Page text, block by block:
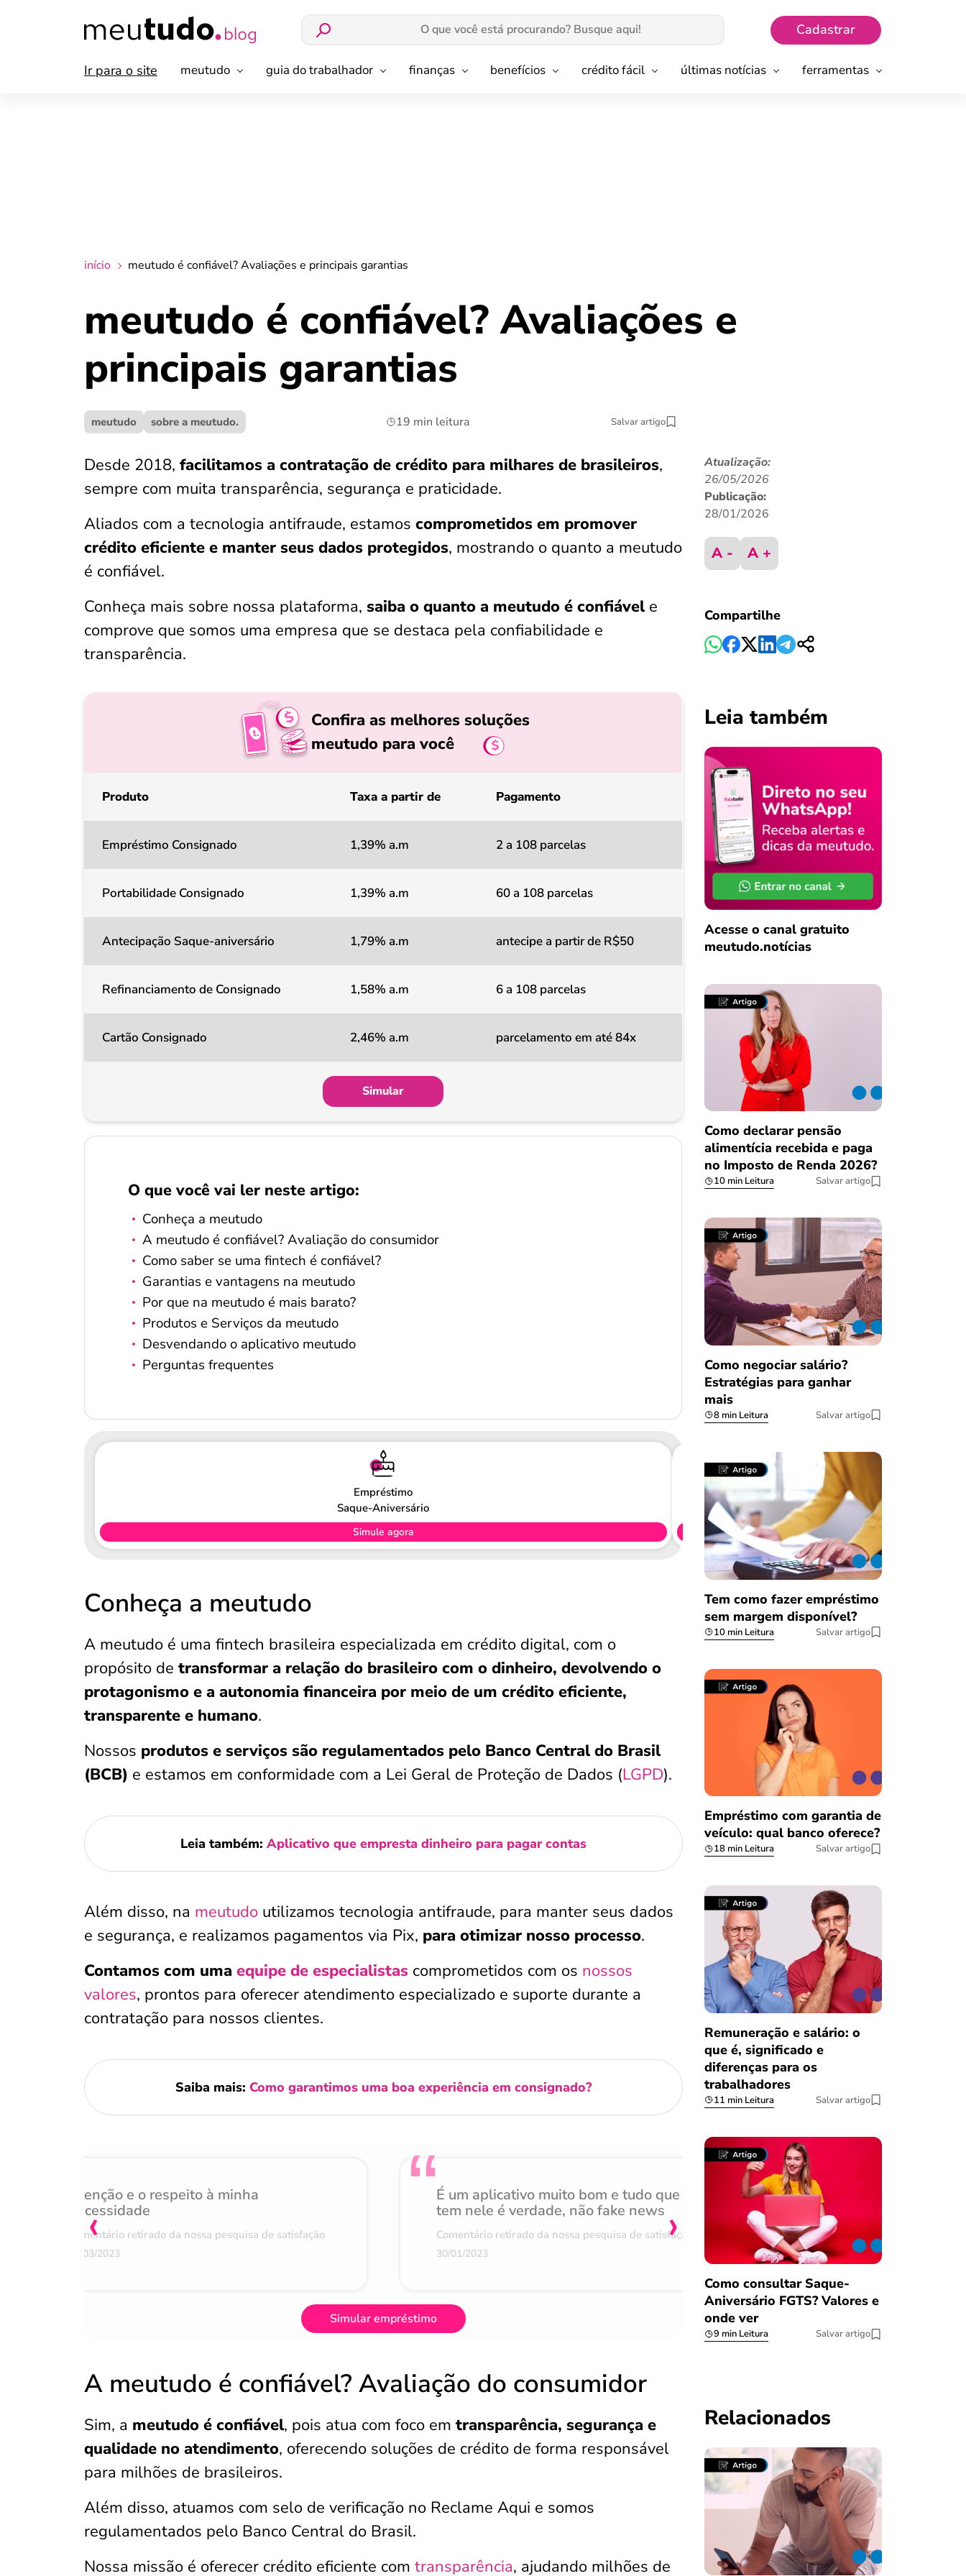
Cadastrar
Ir para o site meutudo guia do trabalhador finanças benefícios crédito fácil últimas notícias ferramentas
início meutudo é confiável? Avaliações e principais garantias
meutudo é confiável? Avaliações e
principais garantias
meutudo sobre a meutudo. 19 min leitura Salvar artigo
Desde 2018, facilitamos a contratação de crédito para milhares de brasileiros,
sempre com muita transparência, segurança e praticidade.
Aliados com a tecnologia antifraude, estamos comprometidos em promover
crédito eficiente e manter seus dados protegidos, mostrando o quanto a meutudo
é confiável.
Conheça mais sobre nossa plataforma, saiba o quanto a meutudo é confiável e
comprove que somos uma empresa que se destaca pela confiabilidade e
transparência.
Confira as melhores soluções
meutudo para você
Produto Taxa a partir de Pagamento
Empréstimo Consignado 1,39% a.m 2 a 108 parcelas
Portabilidade Consignado 1,39% a.m 60 a 108 parcelas
Antecipação Saque-aniversário 1,79% a.m antecipe a partir de R$50
Refinanciamento de Consignado 1,58% a.m 6 a 108 parcelas
Cartão Consignado 2,46% a.m parcelamento em até 84x
Simular
O que você vai ler neste artigo:
Conheça a meutudo
A meutudo é confiável? Avaliação do consumidor
Como saber se uma fintech é confiável?
Garantias e vantagens na meutudo
Por que na meutudo é mais barato?
Produtos e Serviços da meutudo
Desvendando o aplicativo meutudo
Perguntas frequentes
Empréstimo
Saque-Aniversário
Simule agora
Conheça a meutudo
A meutudo é uma fintech brasileira especializada em crédito digital, com o
propósito de transformar a relação do brasileiro com o dinheiro, devolvendo o
protagonismo e a autonomia financeira por meio de um crédito eficiente,
transparente e humano.
Nossos produtos e serviços são regulamentados pelo Banco Central do Brasil
(BCB) e estamos em conformidade com a Lei Geral de Proteção de Dados (LGPD).
Leia também: Aplicativo que empresta dinheiro para pagar contas
Além disso, na meutudo utilizamos tecnologia antifraude, para manter seus dados
e segurança, e realizamos pagamentos via Pix, para otimizar nosso processo.
Contamos com uma equipe de especialistas comprometidos com os nossos
valores, prontos para oferecer atendimento especializado e suporte durante a
contratação para nossos clientes.
Saiba mais: Como garantimos uma boa experiência em consignado?
Atenção e o respeito à minha
necessidade
Comentário retirado da nossa pesquisa de satisfação
07/03/2023
É um aplicativo muito bom e tudo que
tem nele é verdade, não fake news
Comentário retirado da nossa pesquisa de satisfação
30/01/2023
Achei muito rápido,
burocracia
Comentário retirado da nossa
08/03/2023
‹ ›
Simular empréstimo
A meutudo é confiável? Avaliação do consumidor
Sim, a meutudo é confiável, pois atua com foco em transparência, segurança e
qualidade no atendimento, oferecendo soluções de crédito de forma responsável
para milhões de brasileiros.
Além disso, atuamos com selo de verificação no Reclame Aqui e somos
regulamentados pelo Banco Central do Brasil.
Nossa missão é oferecer crédito eficiente com transparência, ajudando milhões de
Salvar Ferramenta
Salvar Ferramenta
Atualização:
26/05/2026
Publicação:
28/01/2026
A - A +
Compartilhe
Leia também
Acesse o canal gratuito
meutudo.notícias
Como declarar pensão
alimentícia recebida e paga
no Imposto de Renda 2026?
10 min Leitura Salvar artigo
Como negociar salário?
Estratégias para ganhar
mais
8 min Leitura Salvar artigo
Tem como fazer empréstimo
sem margem disponível?
10 min Leitura Salvar artigo
Empréstimo com garantia de
veículo: qual banco oferece?
18 min Leitura Salvar artigo
Remuneração e salário: o
que é, significado e
diferenças para os
trabalhadores
11 min Leitura Salvar artigo
Como consultar Saque-
Aniversário FGTS? Valores e
onde ver
9 min Leitura Salvar artigo
Relacionados